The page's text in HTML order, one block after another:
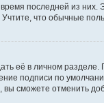
последней из
что обычные
её в личном
подписи по
сможете отменить